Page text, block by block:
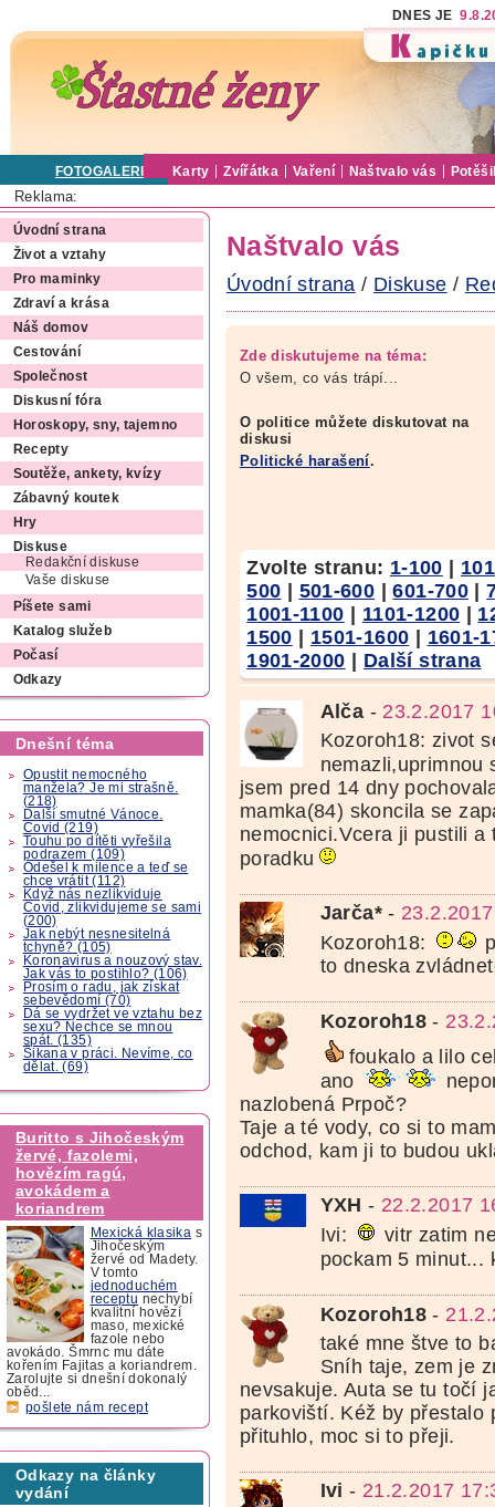
DNES JE
FOTOGALERIE Karty Zvířátka Vaření Naštvalo vás
Reklama:
Úvodní strana
Život a vztahy
Pro maminky
Zdraví a krása
Náš domov
Cestování
Společnost
Diskusní fóra
Horoskopy, sny, tajemno
Recepty
Soutěže, ankety, kvízy
Zábavný koutek
Hry
Diskuse
Redakční diskuse
Vaše diskuse
Píšete sami
Katalog služeb
Počasí
Odkazy
Dnešní téma
Opustit nemocného
manžela? Je mi strašně.
(218)
Další smutné Vánoce.
Covid (219)
Touhu po dítěti vyřešila
podrazem (109)
Odešel k milence a teď se
chce vrátit (112)
Když nás nezlikviduje
Covid, zlikvidujeme se sami
(200)
Jak nebýt nesnesitelná
tchyně? (105)
Koronavirus a nouzový stav.
Jak vás to postihlo? (106)
Prosím o radu, jak získat
sebevědomí (70)
Dá se vydržet ve vztahu bez
sexu? Nechce se mnou
spát. (135)
Šikana v práci. Nevíme, co
dělat. (69)
Buritto s Jihočeským
žervé, fazolemi,
hovězím ragú,
avokádem a
koriandrem
Mexická klasika s
Jihočeským
žervé od Madety.
V tomto
jednoduchém
receptu nechybí
kvalitní hovězí
maso, mexické
fazole nebo
avokádo. Šmrnc mu dáte
kořením Fajitas a koriandrem.
Zarolujte si dnešní dokonalý
oběd...
pošlete nám recept
Odkazy na články
vydání
Naštvalo vás
Úvodní strana / Diskuse /
Zde diskutujeme na téma:
O všem, co vás trápí...
O politice můžete diskutovat na
diskusi
Politické harašení.
Zvolte stranu: 1-100 |
500 | 501-600 |601-700 |
1001-1100 | 1101-1200 |
1500 | 1501-1600 | 1601-
1901-2000 | Další strana
Alča - 23.2.2017
Kozoroh18: zivot
nemazli,uprimnou
jsem pred 14 dny
mamka(84) skoncila se
nemocnici.Vcera ji pustili a
poradku
Jarča*-
Kozoroh18:
to dneska
Kozoroh18 -
foukalo a lilo
ano
nazlobená Prpoč?
Taje a té vody, co si to
odchod, kam ji to budou
YXH - 22.2.2017
Ivi:
vitr zatim
pockam 5 minut...
Kozoroh18 -
také mne štve to
Sníh taje, zem je
nevsakuje. Auta se tu točí
parkoviští. Kéž by přestalo
přituhlo, moc si to přeji.
Ivi - 21.2.2017